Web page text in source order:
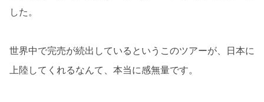
した。
世界中で完売が続出しているというこのツアーが、日本に
上陸してくれるなんて、本当に感無量です。